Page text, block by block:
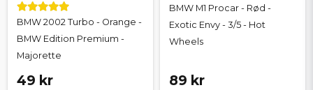
BMW 2002 Turbo - Orange -
BMW Edition Premium -
Majorette
49 kr
BMW M1 Procar - Rød -
Exotic Envy - 3/5 - Hot
Wheels
89 kr